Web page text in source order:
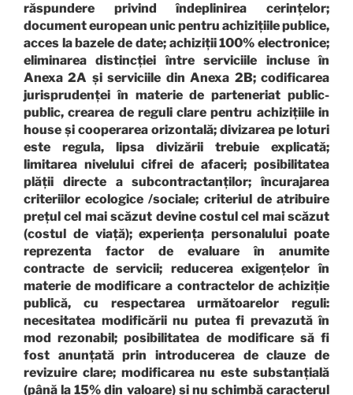
răspundere privind îndeplinirea cerințelor;
document european unic pentru achizițiile publice,
acces la bazele de date; achiziții 100% electronice;
eliminarea distincției între serviciile incluse în
Anexa 2A și serviciile din Anexa 2B; codificarea
jurisprudenței în materie de parteneriat public-
public, crearea de reguli clare pentru achizițiile in
house și cooperarea orizontală; divizarea pe loturi
este regula, lipsa divizării trebuie explicată;
limitarea nivelului cifrei de afaceri; posibilitatea
plății directe a subcontractanților; încurajarea
criteriilor ecologice /sociale; criteriul de atribuire
prețul cel mai scăzut devine costul cel mai scăzut
(costul de viață); experiența personalului poate
reprezenta factor de evaluare în anumite
contracte de servicii; reducerea exigențelor în
materie de modificare a contractelor de achiziție
publică, cu respectarea următoarelor reguli:
necesitatea modificării nu putea fi prevazută în
mod rezonabil; posibilitatea de modificare să fi
fost anunțată prin introducerea de clauze de
revizuire clare; modificarea nu este substanțială
(până la 15% din valoare) și nu schimbă caracterul